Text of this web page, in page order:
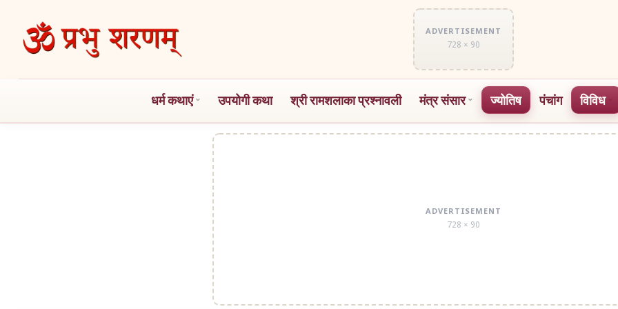
ADVERTISEMENT
728 × 90
धर्म कथाएं उपयोगी कथा श्री रामशलाका प्रश्नावली मंत्र संसार ज्योतिष पंचांग विविध
ADVERTISEMENT
728 × 90